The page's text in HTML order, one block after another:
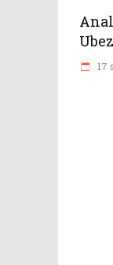
17